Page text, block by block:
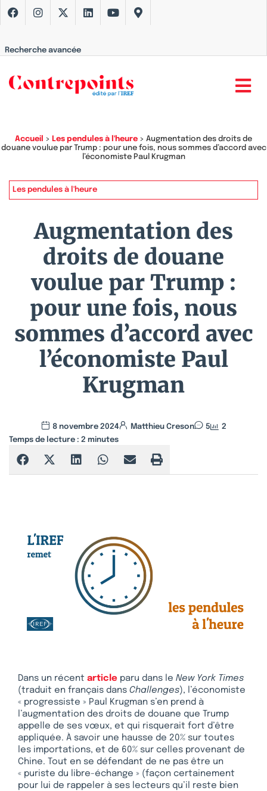
Recherche avancée
Accueil > Les pendules à l'heure > Augmentation des droits de
douane voulue par Trump : pour une fois, nous sommes d’accord avec
l’économiste Paul Krugman
Les pendules à l'heure
Augmentation des
droits de douane
voulue par Trump :
pour une fois, nous
sommes d’accord avec
l’économiste Paul
Krugman
8 novembre 2024 Matthieu Creson 5
2
Temps de lecture : 2 minutes
Dans un récent article paru dans le New York Times
(traduit en français dans Challenges), l’économiste
« progressiste » Paul Krugman s’en prend à
l’augmentation des droits de douane que Trump
appelle de ses vœux, et qui risquerait fort d’être
appliquée. À savoir une hausse de 20% sur toutes
les importations, et de 60% sur celles provenant de
Chine. Tout en se défendant de ne pas être un
« puriste du libre-échange » (façon certainement
pour lui de rappeler à ses lecteurs qu’il reste bien